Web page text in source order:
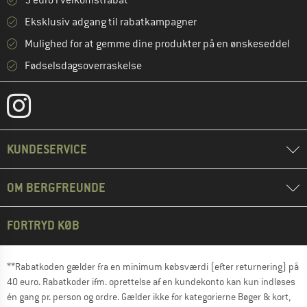
Eksklusiv adgang til rabatkampagner
Mulighed for at gemme dine produkter på en ønskeseddel
Fødselsdagsoverraskelse
KUNDESERVICE
OM BERGFREUNDE
FORTRYD KØB
**Rabatkoden gælder fra en minimum købsværdi (efter returnering) på
40 euro. Rabatkoder ifm. oprettelse af en kundekonto kan kun indløses
én gang pr. person og ordre. Gælder ikke for kategorierne Bøger & kort,